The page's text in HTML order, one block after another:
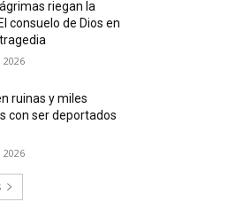
riegan la
consuelo de Dios en
ruinas y miles
con ser deportados